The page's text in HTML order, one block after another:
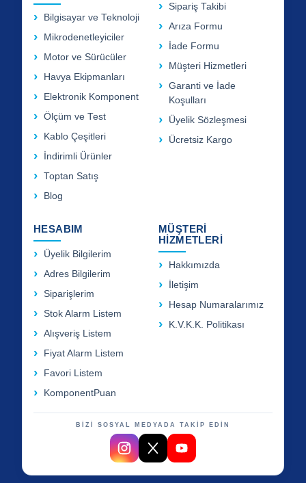
Bilgisayar ve Teknoloji
Mikrodenetleyiciler
Motor ve Sürücüler
Havya Ekipmanları
Elektronik Komponent
Ölçüm ve Test
Kablo Çeşitleri
İndirimli Ürünler
Toptan Satış
Blog
Sipariş Takibi
Arıza Formu
İade Formu
Müşteri Hizmetleri
Garanti ve İade
Koşulları
Üyelik Sözleşmesi
Ücretsiz Kargo
HESABIM
Üyelik Bilgilerim
Adres Bilgilerim
Siparişlerim
Stok Alarm Listem
Alışveriş Listem
Fiyat Alarm Listem
Favori Listem
KomponentPuan
MÜŞTERİ
HİZMETLERİ
Hakkımızda
İletişim
Hesap Numaralarımız
K.V.K.K. Politikası
BİZİ SOSYAL MEDYADA TAKİP EDİN